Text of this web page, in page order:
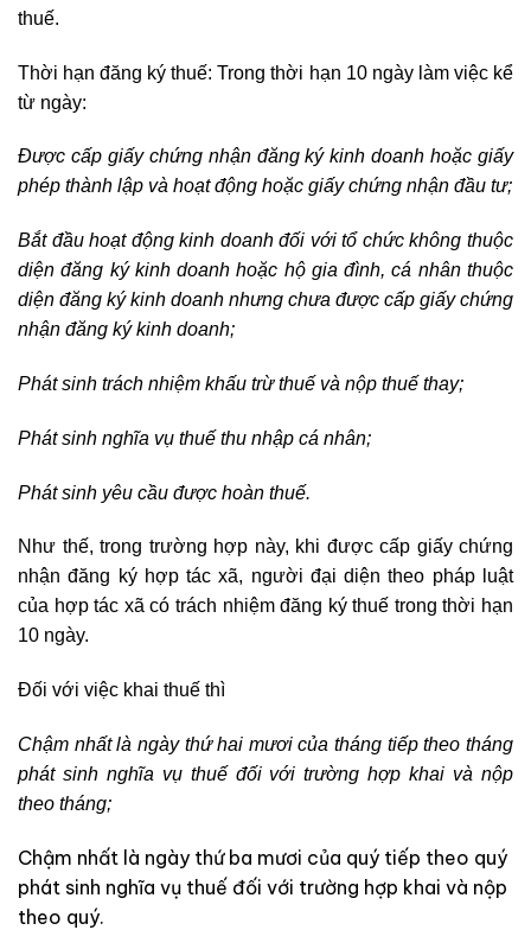
thuế.
Thời hạn đăng ký thuế: Trong thời hạn 10 ngày làm việc kể
từ ngày:
Được cấp giấy chứng nhận đăng ký kinh doanh hoặc giấy
phép thành lập và hoạt động hoặc giấy chứng nhận đầu tư;
Bắt đầu hoạt động kinh doanh đối với tổ chức không thuộc
diện đăng ký kinh doanh hoặc hộ gia đình, cá nhân thuộc
diện đăng ký kinh doanh nhưng chưa được cấp giấy chứng
nhận đăng ký kinh doanh;
Phát sinh trách nhiệm khấu trừ thuế và nộp thuế thay;
Phát sinh nghĩa vụ thuế thu nhập cá nhân;
Phát sinh yêu cầu được hoàn thuế.
Như thế, trong trường hợp này, khi được cấp giấy chứng
nhận đăng ký hợp tác xã, người đại diện theo pháp luật
của hợp tác xã có trách nhiệm đăng ký thuế trong thời hạn
10 ngày.
Đối với việc khai thuế thì
Chậm nhất là ngày thứ hai mươi của tháng tiếp theo tháng
phát sinh nghĩa vụ thuế đối với trường hợp khai và nộp
theo tháng;
Chậm nhất là ngày thứ ba mươi của quý tiếp theo quý
phát sinh nghĩa vụ thuế đối với trường hợp khai và nộp
theo quý.